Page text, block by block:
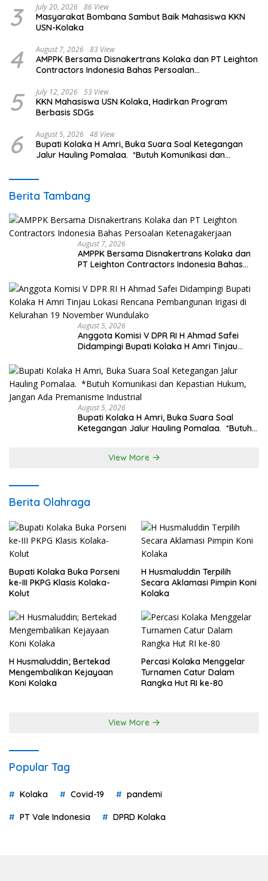
Wundulako
3 July 20, 2026 86 View
Masyarakat Bombana Sambut Baik Mahasiswa KKN
USN-Kolaka
4 August 7, 2026 83 View
AMPPK Bersama Disnakertrans Kolaka dan PT Leighton
Contractors Indonesia Bahas Persoalan
5 July 12, 2026 53 View
KKN Mahasiswa USN Kolaka, Hadirkan Program
Berbasis SDGs
6 August 5, 2026 48 View
Bupati Kolaka H Amri, Buka Suara Soal Ketegangan
Jalur Hauling Pomalaa. *Butuh Komunikasi dan
Berita Tambang
August 7, 2026
AMPPK Bersama Disnakertrans Kolaka dan
PT Leighton Contractors Indonesia Bahas
August 5, 2026
Anggota Komisi V DPR RI H Ahmad Safei
Didampingi Bupati Kolaka H Amri Tinjau
Kelurahan 19 November Wundulako
August 5, 2026
Bupati Kolaka H Amri, Buka Suara Soal
Ketegangan Jalur Hauling Pomalaa. *Butuh
View More
Berita Olahraga
Bupati Kolaka Buka Porseni
ke-III PKPG Klasis Kolaka-
Kolut
H Husmaluddin Terpilih
Secara Aklamasi Pimpin Koni
Kolaka
H Husmaluddin; Bertekad
Mengembalikan Kejayaan
Koni Kolaka
Percasi Kolaka Menggelar
Turnamen Catur Dalam
Rangka Hut RI ke-80
View More
Popular Tag
Kolaka Covid-19 pandemi
PT Vale Indonesia DPRD Kolaka